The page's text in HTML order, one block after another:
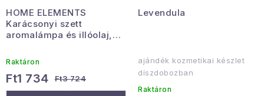
HOME ELEMENTS
Karácsonyi szett
aromalámpa és illóolaj,
Raktáron
Ft1 734 Ft3 724
Levendula
ajándék kozmetikai készlet
díszdobozban
Raktáron